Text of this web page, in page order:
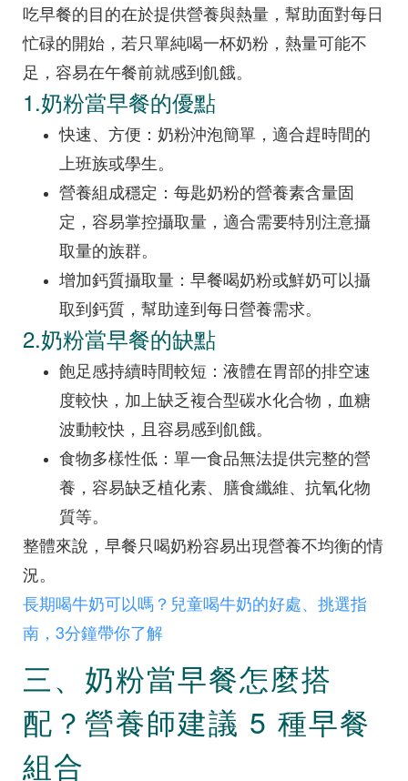
吃早餐的目的在於提供營養與熱量，幫助面對每日
忙碌的開始，若只單純喝一杯奶粉，熱量可能不
足，容易在午餐前就感到飢餓。
1.奶粉當早餐的優點
快速、方便：奶粉沖泡簡單，適合趕時間的
上班族或學生。
營養組成穩定：每匙奶粉的營養素含量固
定，容易掌控攝取量，適合需要特別注意攝
取量的族群。
增加鈣質攝取量：早餐喝奶粉或鮮奶可以攝
取到鈣質，幫助達到每日營養需求。
2.奶粉當早餐的缺點
飽足感持續時間較短：液體在胃部的排空速
度較快，加上缺乏複合型碳水化合物，血糖
波動較快，且容易感到飢餓。
食物多樣性低：單一食品無法提供完整的營
養，容易缺乏植化素、膳食纖維、抗氧化物
質等。
整體來說，早餐只喝奶粉容易出現營養不均衡的情
況。
長期喝牛奶可以嗎？兒童喝牛奶的好處、挑選指
南，3分鐘帶你了解
三、奶粉當早餐怎麼搭
配？營養師建議 5 種早餐
組合